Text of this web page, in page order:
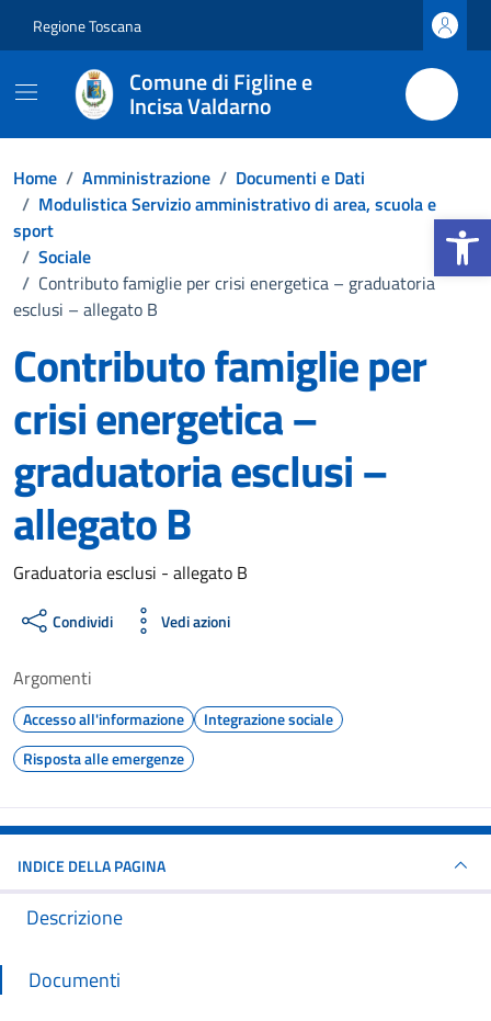
Apri la
Regione Toscana
Comune di Figline e
Incisa Valdarno
Home / Amministrazione / Documenti e Dati
/ Modulistica Servizio amministrativo di area, scuola e
sport
/ Sociale
/ Contributo famiglie per crisi energetica – graduatoria
esclusi – allegato B
Contributo famiglie per
crisi energetica –
graduatoria esclusi –
allegato B
Dettagli del documento
Graduatoria esclusi - allegato B
Condividi Vedi azioni
Argomenti
Accesso all'informazione
Integrazione sociale
Risposta alle emergenze
INDICE DELLA PAGINA
Descrizione
Documenti